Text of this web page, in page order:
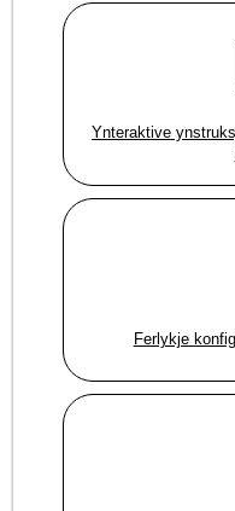
Ynteraktive
Ferlykje